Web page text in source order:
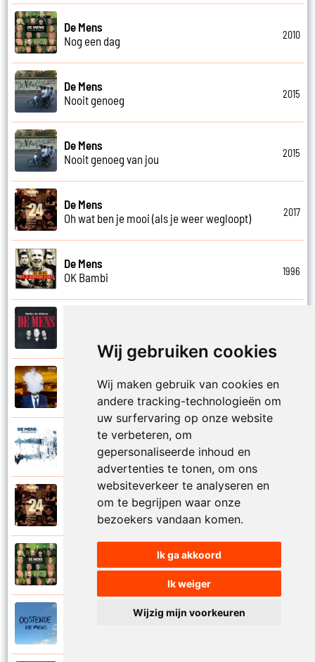
Wij gebruiken cookies
Wij maken gebruik van cookies en
andere tracking-technologieën om
uw surfervaring op onze website
te verbeteren, om
gepersonaliseerde inhoud en
advertenties te tonen, om ons
websiteverkeer te analyseren en
om te begrijpen waar onze
bezoekers vandaan komen.
Ik ga akkoord
Ik weiger
Wijzig mijn voorkeuren
De Mens
Nog een dag
2010
De Mens
Nooit genoeg
2015
De Mens
Nooit genoeg van jou
2015
De Mens
Oh wat ben je mooi (als je weer wegloopt)
2017
De Mens
OK Bambi
1996
De Mens
Onder de zon
De Mens
Ongewoon
De Mens
Onmondig